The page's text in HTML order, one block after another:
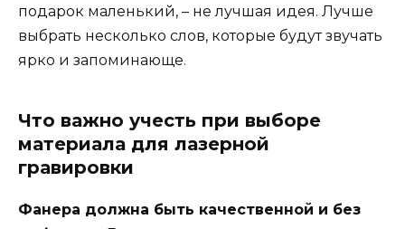
подарок маленький, – не лучшая идея. Лучше
выбрать несколько слов, которые будут звучать
ярко и запоминающе.
Что важно учесть при выборе
материала для лазерной
гравировки
Фанера должна быть качественной и без